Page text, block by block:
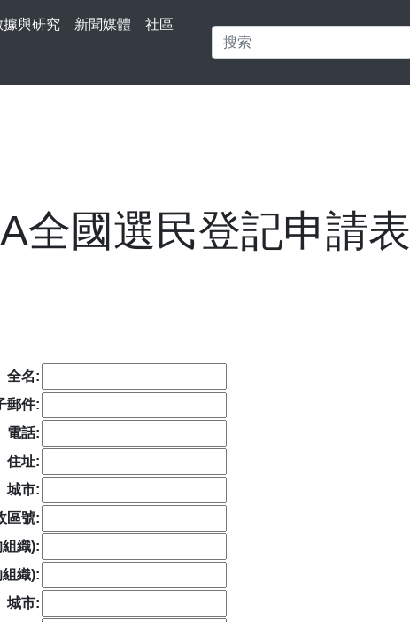
據與研究 新聞媒體 社區
全國選民登記申請表
全名:
郵件:
電話:
住址:
城市:
區號:
織):
織):
城市: